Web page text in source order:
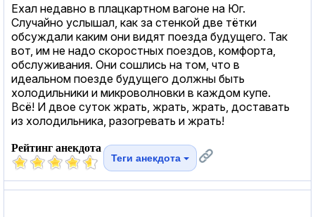
Ехал недавно в плацкартном вагоне на Юг.
Случайно услышал, как за стенкой две тётки
обсуждали каким они видят поезда будущего. Так
вот, им не надо скоростных поездов, комфорта,
обслуживания. Они сошлись на том, что в
идеальном поезде будущего должны быть
холодильники и микроволновки в каждом купе.
Всё! И двое суток жрать, жрать, жрать, доставать
из холодильника, разогревать и жрать!
Рейтинг анекдота
Теги анекдота